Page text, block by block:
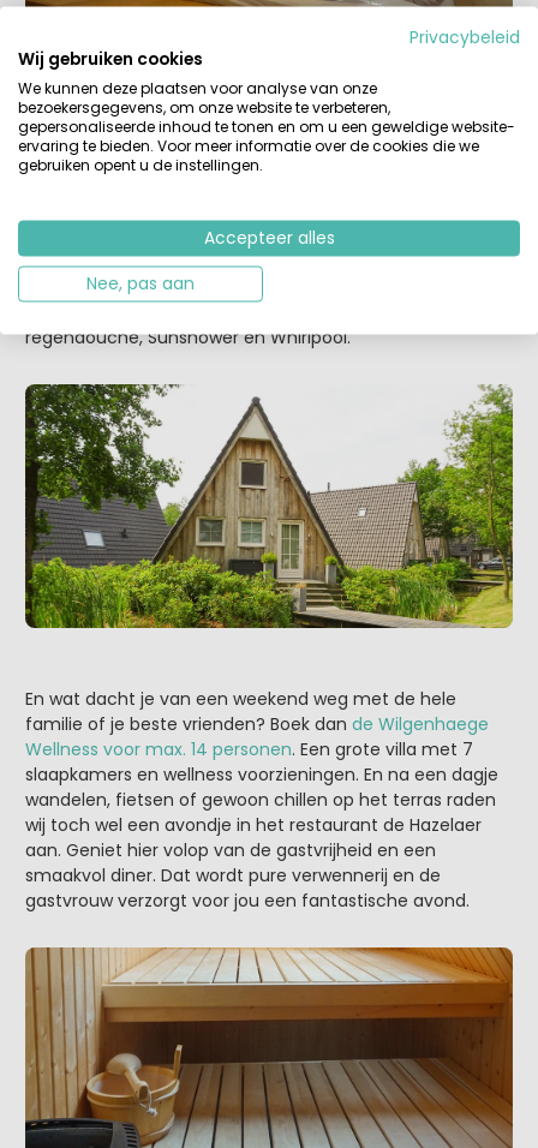
Smaakvol, ruim, schoon en gezellig
Ben je van plan om met je partner, vriend of vriendin een
weekendje de natuur in te gaan dan raden wij zeker de2
persoons Wellness-lodge
regendouche, Sunshower en Whirlpool.
En wat dacht je van een weekend weg met de hele
familie of je beste vrienden? Boek dan de Wilgenhaege
Wellness voor max. 14 personen. Een grote villa met 7
slaapkamers en wellness voorzieningen. En na een dagje
wandelen, fietsen of gewoon chillen op het terras raden
wij toch wel een avondje in het restaurant de Hazelaer
aan. Geniet hier volop van de gastvrijheid en een
smaakvol diner. Dat wordt pure verwennerij en de
gastvrouw verzorgt voor jou een fantastische avond.
Privacybeleid
Wij gebruiken cookies
We kunnen deze plaatsen voor analyse van onze
bezoekersgegevens, om onze website te verbeteren,
gepersonaliseerde inhoud te tonen en om u een geweldige website-
ervaring te bieden. Voor meer informatie over de cookies die we
gebruiken opent u de instellingen.
Accepteer alles
Nee, pas aan